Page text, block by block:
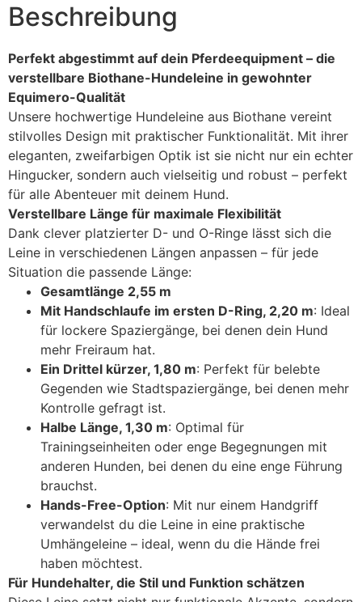
Beschreibung
Perfekt abgestimmt auf dein Pferdeequipment – die
verstellbare Biothane-Hundeleine in gewohnter
Equimero-Qualität
Unsere hochwertige Hundeleine aus Biothane vereint
stilvolles Design mit praktischer Funktionalität. Mit ihrer
eleganten, zweifarbigen Optik ist sie nicht nur ein echter
Hingucker, sondern auch vielseitig und robust – perfekt
für alle Abenteuer mit deinem Hund.
Verstellbare Länge für maximale Flexibilität
Dank clever platzierter D- und O-Ringe lässt sich die
Leine in verschiedenen Längen anpassen – für jede
Situation die passende Länge:
Gesamtlänge 2,55 m
Mit Handschlaufe im ersten D-Ring, 2,20 m: Ideal
für lockere Spaziergänge, bei denen dein Hund
mehr Freiraum hat.
Ein Drittel kürzer, 1,80 m: Perfekt für belebte
Gegenden wie Stadtspaziergänge, bei denen mehr
Kontrolle gefragt ist.
Halbe Länge, 1,30 m: Optimal für
Trainingseinheiten oder enge Begegnungen mit
anderen Hunden, bei denen du eine enge Führung
brauchst.
Hands-Free-Option: Mit nur einem Handgriff
verwandelst du die Leine in eine praktische
Umhängeleine – ideal, wenn du die Hände frei
haben möchtest.
Für Hundehalter, die Stil und Funktion schätzen